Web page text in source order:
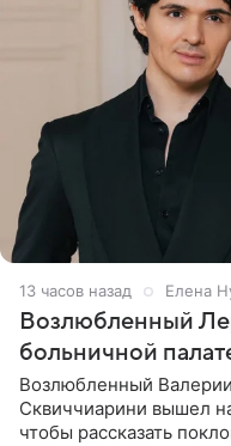
13 часов назад Елена
Возлюбленный
больничной
Возлюбленный
Сквиччиарини вышел
чтобы рассказать